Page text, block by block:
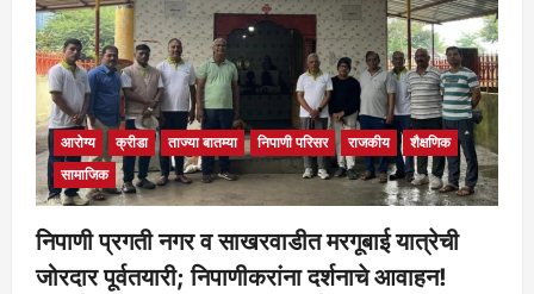
आरोग्य क्रीडा ताज्या बातम्या निपाणी परिसर राजकीय
शैक्षणिक
सामाजिक
निपाणी प्रगती नगर व साखरवाडीत मरगूबाई यात्रेची
जोरदार पूर्वतयारी; निपाणीकरांना दर्शनाचे आवाहन!